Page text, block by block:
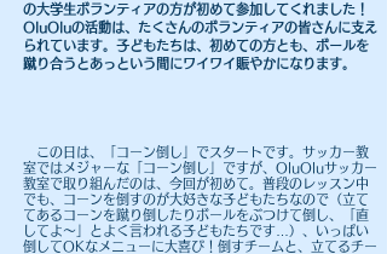
の大学生ボランティアの方が初めて参加してくれました！
OluOluの活動は、たくさんのボランティアの皆さんに支え
られています。子どもたちは、 初めての方とも、ボールを
蹴り合うとあっという間にワイワイ賑やかになります。
​ この日は、「コーン倒し」でスタートです。サッカー教
室ではメジャーな「コーン倒し」ですが、OluOluサッカー
教室で取り組んだのは、今回が初めて。普段のレッスン中
でも、コーンを倒すのが大好きな子どもたちなので（立て
てあるコーンを蹴り倒したりボールをぶつけて倒し、「直
してよ～」とよく言われる子どもたちです…）、いっぱい
倒してOKなメニューに大喜び！倒すチームと、立てるチー